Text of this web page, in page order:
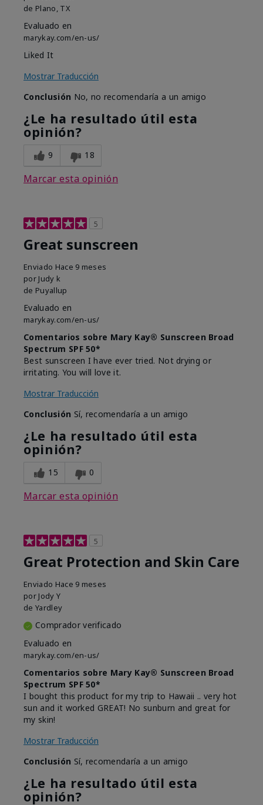
de Plano, TX
Evaluado en
marykay.com/en-us/
Liked It
Mostrar Traducción
Conclusión No, no recomendaría a un amigo
¿Le ha resultado útil esta
opinión?
9 18
Marcar esta opinión
5
Great sunscreen
Enviado Hace 9 meses
por Judy k
de Puyallup
Evaluado en
marykay.com/en-us/
Comentarios sobre Mary Kay® Sunscreen Broad
Spectrum SPF 50*
Best sunscreen I have ever tried. Not drying or
irritating. You will love it.
Mostrar Traducción
Conclusión Sí, recomendaría a un amigo
¿Le ha resultado útil esta
opinión?
15 0
Marcar esta opinión
5
Great Protection and Skin Care
Enviado Hace 9 meses
por Jody Y
de Yardley
Comprador verificado
Evaluado en
marykay.com/en-us/
Comentarios sobre Mary Kay® Sunscreen Broad
Spectrum SPF 50*
I bought this product for my trip to Hawaii .. very hot
sun and it worked GREAT! No sunburn and great for
my skin!
Mostrar Traducción
Conclusión Sí, recomendaría a un amigo
¿Le ha resultado útil esta
opinión?